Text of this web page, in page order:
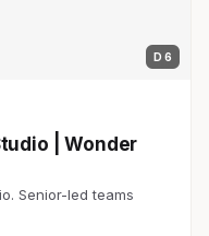
D 6
| Wonder
Senior-led teams